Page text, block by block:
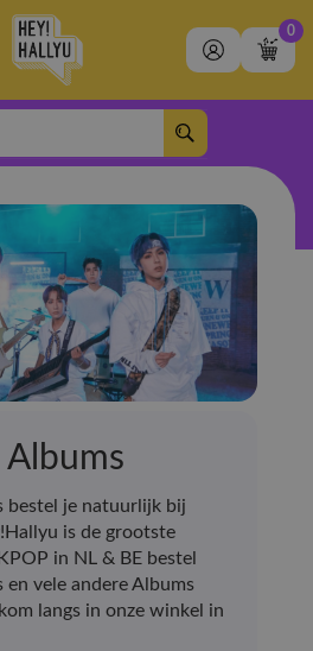
0
bestel je natuurlijk bij
is de grootste
in NL & BE bestel
en vele andere Albums
langs in onze winkel in